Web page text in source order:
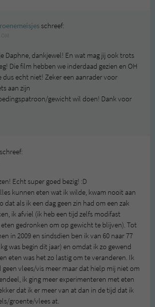
schreef:
Daphne, dankjewel! En wat mag jij ook trots
Die film hebben we inderdaad gezien en OH
echt niet! Zeker een aanrader voor
aan zijn
gewicht wil doen! Dank voor
schreef:
Echt super goed bezig! :D
kunnen eten wat ik wilde, kwam nooit aan
dat als ik een dag geen zin had om een zak
ik afviel (ik heb een tijd zelfs modifast
eten gedronken om op gewicht te blijven). Tot
in 2009 en sindsdien ben ik van 60 naar 77
was begin dit jaar) en omdat ik zo gewend
eten was het zo lastig om te veranderen. Ik
geen vlees/vis meer maar dat hielp mij niet om
ik ging meer experimenteren met eten
dat ik er meer van at dan in de tijd dat ik
groente/vlees at.